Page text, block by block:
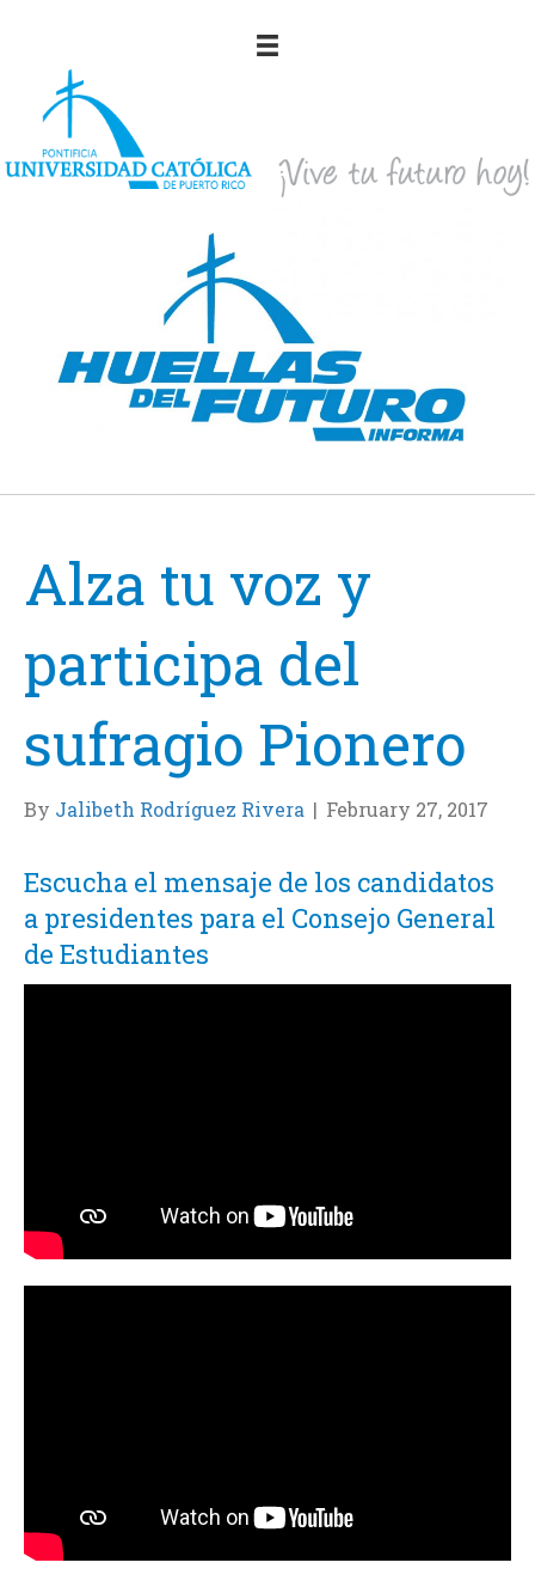
Alza tu voz y
participa del
sufragio Pionero
By Jalibeth Rodríguez Rivera | February 27, 2017
Escucha el mensaje de los candidatos
a presidentes para el Consejo General
de Estudiantes